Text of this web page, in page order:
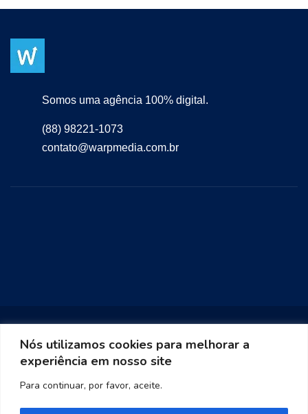
Nós utilizamos cookies para melhorar a
experiência em nosso site
Para continuar, por favor, aceite.
Somos uma agência 100% digital.
(88) 98221-1073
contato@warpmedia.com.br